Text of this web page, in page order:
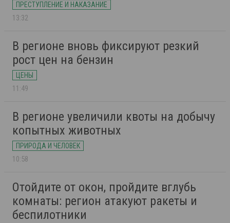
ПРЕСТУПЛЕНИЕ И НАКАЗАНИЕ
13:32
В регионе вновь фиксируют резкий
рост цен на бензин
ЦЕНЫ
11:49
В регионе увеличили квоты на добычу
копытных животных
ПРИРОДА И ЧЕЛОВЕК
10:58
Отойдите от окон, пройдите вглубь
комнаты: регион атакуют ракеты и
беспилотники